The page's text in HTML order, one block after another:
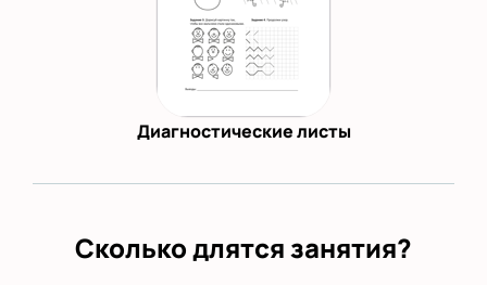
Диагностические листы
Сколько длятся занятия?